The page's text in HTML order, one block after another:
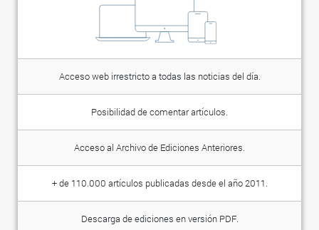
Acceso web irrestricto a todas las noticias del día.
Posibilidad de comentar artículos.
Acceso al Archivo de Ediciones Anteriores.
+ de 110.000 artículos publicadas desde el año 2011.
Descarga de ediciones en versión PDF.